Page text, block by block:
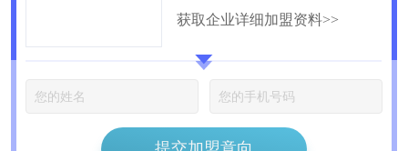
公司
获取企业详细加盟资料>>